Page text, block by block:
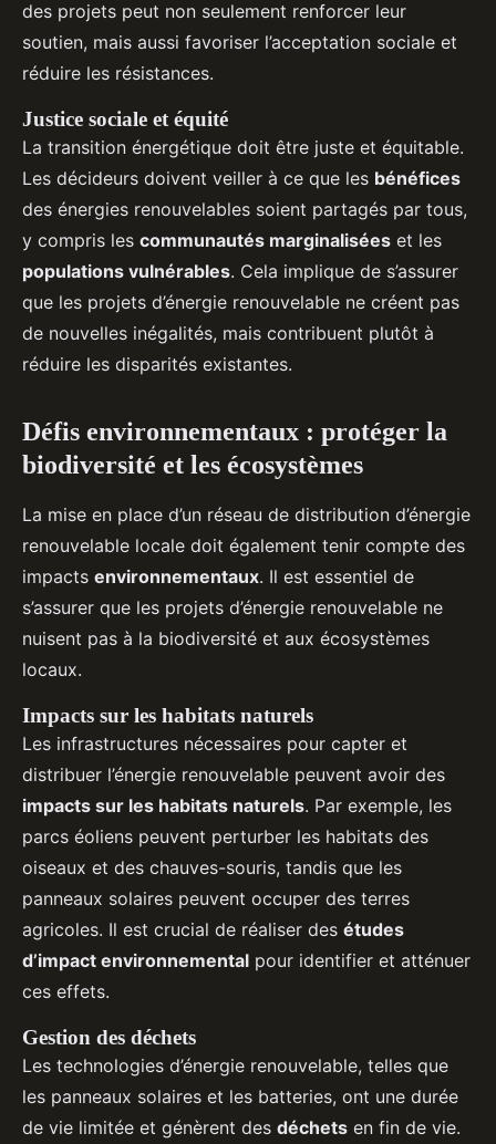
des projets peut non seulement renforcer leur
soutien, mais aussi favoriser l’acceptation sociale et
réduire les résistances.
Justice sociale et équité
La transition énergétique doit être juste et équitable.
Les décideurs doivent veiller à ce que les bénéfices
des énergies renouvelables soient partagés par tous,
y compris les communautés marginalisées et les
populations vulnérables. Cela implique de s’assurer
que les projets d’énergie renouvelable ne créent pas
de nouvelles inégalités, mais contribuent plutôt à
réduire les disparités existantes.
Défis environnementaux : protéger la
biodiversité et les écosystèmes
La mise en place d’un réseau de distribution d’énergie
renouvelable locale doit également tenir compte des
impacts environnementaux. Il est essentiel de
s’assurer que les projets d’énergie renouvelable ne
nuisent pas à la biodiversité et aux écosystèmes
locaux.
Impacts sur les habitats naturels
Les infrastructures nécessaires pour capter et
distribuer l’énergie renouvelable peuvent avoir des
impacts sur les habitats naturels. Par exemple, les
parcs éoliens peuvent perturber les habitats des
oiseaux et des chauves-souris, tandis que les
panneaux solaires peuvent occuper des terres
agricoles. Il est crucial de réaliser des études
d’impact environnemental pour identifier et atténuer
ces effets.
Gestion des déchets
Les technologies d’énergie renouvelable, telles que
les panneaux solaires et les batteries, ont une durée
de vie limitée et génèrent des déchets en fin de vie.